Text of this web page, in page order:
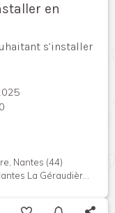
en
s’installer
Nantes (44)
Bobierre, 44939 Nantes cedex, France